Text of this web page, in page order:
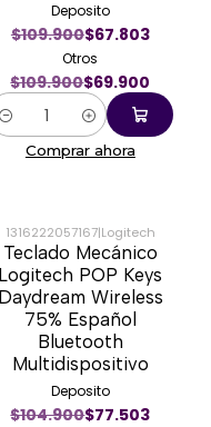
Deposito
$109.900$67.803
Otros
$109.900$69.900
Comprar ahora
-24%
1316222057167|Logitech
Teclado Mecánico
Logitech POP Keys
Daydream Wireless
75% Español
Bluetooth
Multidispositivo
Deposito
$104.900$77.503